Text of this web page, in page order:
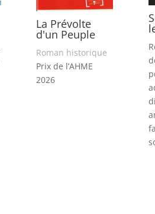
La Prévolte
d'un Peuple
Roman historique
Prix de l’AHME
2026